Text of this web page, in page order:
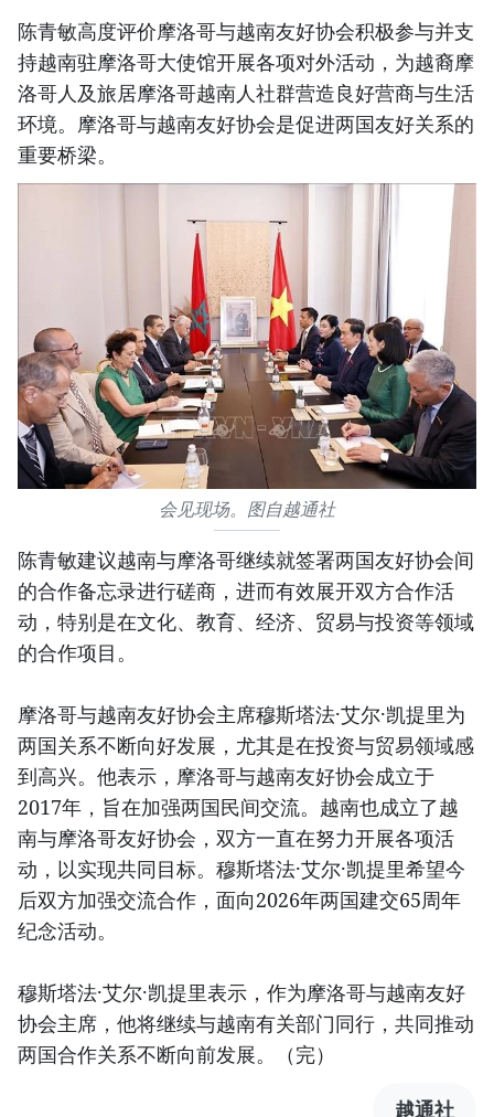
陈青敏高度评价摩洛哥与越南友好协会积极参与并支
持越南驻摩洛哥大使馆开展各项对外活动，为越裔摩
洛哥人及旅居摩洛哥越南人社群营造良好营商与生活
环境。摩洛哥与越南友好协会是促进两国友好关系的
重要桥梁。
会见现场。图自越通社
陈青敏建议越南与摩洛哥继续就签署两国友好协会间
的合作备忘录进行磋商，进而有效展开双方合作活
动，特别是在文化、教育、经济、贸易与投资等领域
的合作项目。
摩洛哥与越南友好协会主席穆斯塔法·艾尔·凯提里为
两国关系不断向好发展，尤其是在投资与贸易领域感
到高兴。他表示，摩洛哥与越南友好协会成立于
2017年，旨在加强两国民间交流。越南也成立了越
南与摩洛哥友好协会，双方一直在努力开展各项活
动，以实现共同目标。穆斯塔法·艾尔·凯提里希望今
后双方加强交流合作，面向2026年两国建交65周年
纪念活动。
穆斯塔法·艾尔·凯提里表示，作为摩洛哥与越南友好
协会主席，他将继续与越南有关部门同行，共同推动
两国合作关系不断向前发展。（完）
越通社